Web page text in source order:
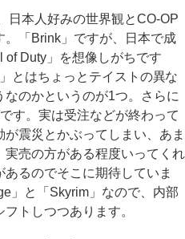
本人好みの世界観とCO-OP
「Brink」ですが、日本で成
Duty」を想像しがちです
とはちょっとテイストの異な
のかというのが1つ。さらに
す。実は受注などが終わって
震災とかぶってしまい、あま
実売の方がある程度いってくれ
るのでそこに期待していま
」と「Skyrim」なので、内部
トしつつあります。